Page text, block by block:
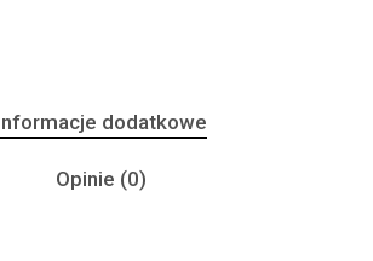
dodatkowe
Opinie (0)